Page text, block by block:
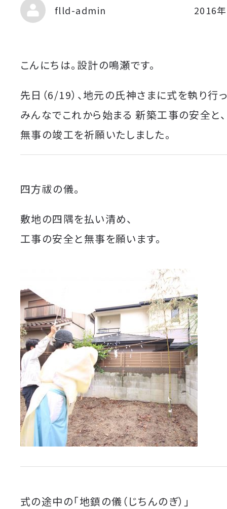
2016
flld-admin
こんにちは。設計の鳴瀬です。
先日（6/19）、地元の氏神さまに式を執り行
みんなでこれから始まる 新築工事の安全と、
無事の竣工を祈願いたしました。
四方祓の儀。
敷地の四隅を払い清め、
工事の安全と無事を願います。
式の途中の「地鎮の儀（じちんのぎ）」